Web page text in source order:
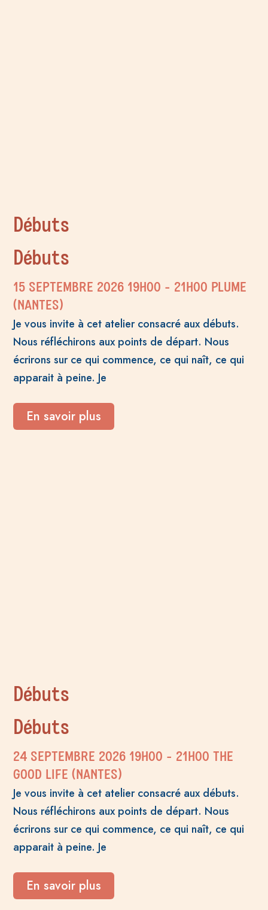
Débuts
Débuts
15 SEPTEMBRE 2026 19H00 - 21H00 PLUME
(NANTES)
Je vous invite à cet atelier consacré aux débuts.
Nous réfléchirons aux points de départ. Nous
écrirons sur ce qui commence, ce qui naît, ce qui
apparait à peine. Je
En savoir plus
Débuts
Débuts
24 SEPTEMBRE 2026 19H00 - 21H00 THE
GOOD LIFE (NANTES)
Je vous invite à cet atelier consacré aux débuts.
Nous réfléchirons aux points de départ. Nous
écrirons sur ce qui commence, ce qui naît, ce qui
apparait à peine. Je
En savoir plus